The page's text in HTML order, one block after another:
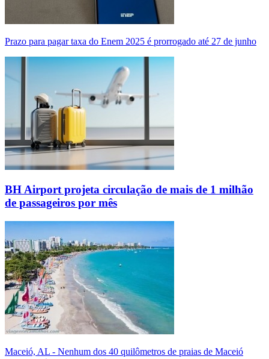
Prazo para pagar taxa do Enem 2025 é prorrogado até 27 de junho
BH Airport projeta circulação de mais de 1 milhão
de passageiros por mês
Maceió, AL - Nenhum dos 40 quilômetros de praias de Maceió